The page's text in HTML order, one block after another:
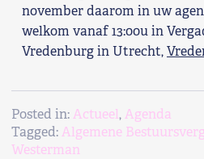
november daarom in uw
welkom vanaf 13:00u in
Vredenburg in Utrecht,
Posted in:Actueel,Agenda
Tagged:Algemene
Westerman